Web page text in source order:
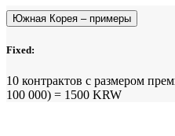
Южная Корея – примеры
Fixed:
10 контрактов с размером
100 000) = 1500 KRW